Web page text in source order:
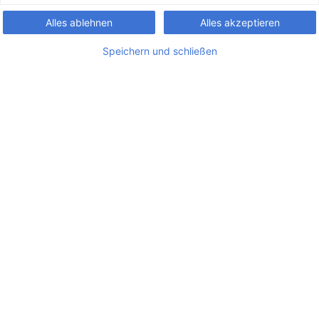
Alles ablehnen Alles akzeptieren
Speichern und schließen